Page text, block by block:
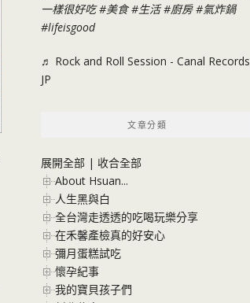
一樣很好吃#美食 #生活 #廚房 #氣炸鍋
#lifeisgood
♬ Rock and Roll Session - Canal Records
JP
文章分類
展開全部 | 收合全部
About Hsuan...
人生黑與白
全台灣走透透的吃喝玩樂分享
在禾馨產檢真的好安心
彌月蛋糕試吃
懷孕紀事
我的寶貝孩子們